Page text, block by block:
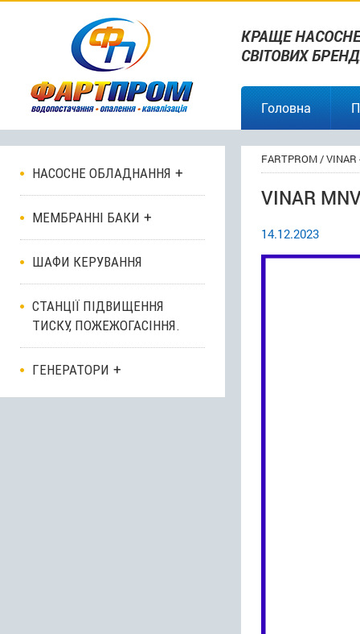
КРАЩЕ
СВІТОВИХ
Головна
НАСОСНЕ ОБЛАДНАННЯ
МЕМБРАННІ БАКИ
ШАФИ КЕРУВАННЯ
СТАНЦІЇ ПІДВИЩЕННЯ
ТИСКУ, ПОЖЕЖОГАСІННЯ.
ГЕНЕРАТОРИ
FARTPROM/VINAR
VINAR
14.12.2023